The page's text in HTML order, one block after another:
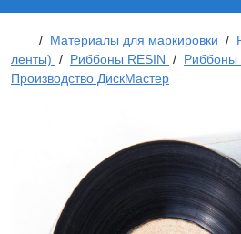
/ Материалы для маркировки /
ленты) / Риббоны RESIN / Риббоны
Производство ДискМастер